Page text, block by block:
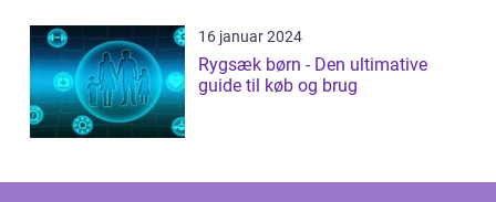
16 januar 2024
Rygsæk børn - Den ultimative
guide til køb og brug